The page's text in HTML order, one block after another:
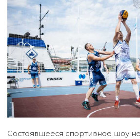
Состоявшееся спортивное шоу